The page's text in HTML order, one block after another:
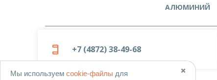
+7 (4872) 38-49-68
АЛЮМИНИЙ
✖️
Мы используем cookie-файлы для